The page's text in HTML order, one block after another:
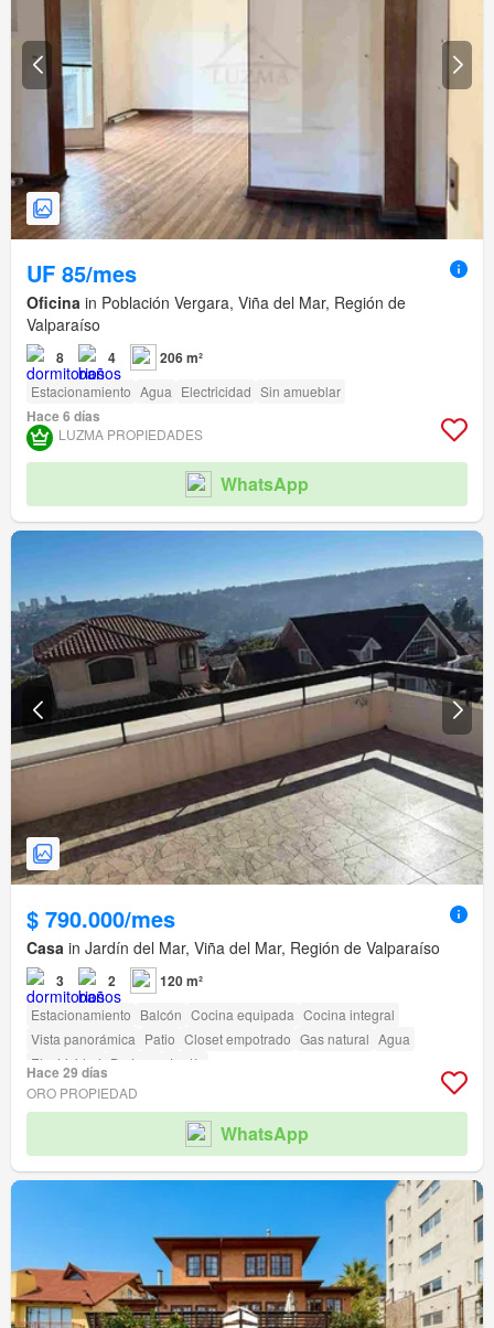
UF 85/mes
Oficina in Población Vergara, Viña del Mar, Región de
Valparaíso
8 4 206 m²
Estacionamiento Agua Electricidad Sin amueblar
Hace 6 días
LUZMA PROPIEDADES
WhatsApp
$ 790.000/mes
Casa in Jardín del Mar, Viña del Mar, Región de Valparaíso
3 2 120 m²
Estacionamiento Balcón Cocina equipada Cocina integral
Vista panorámica Patio Closet empotrado Gas natural Agua
Electricidad Bodega Jardín
Hace 29 días
ORO PROPIEDAD
WhatsApp